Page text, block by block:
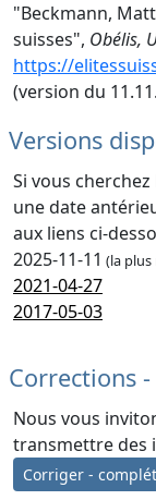
"Beckmann,
suisses", Obélis,
https://
(version du
Versions
Si vous
une date
aux liens ci-
2025-11-11 (la plus
2021-04-27
2017-05-03
Corrections
Nous vous
transmettre des
Corriger -